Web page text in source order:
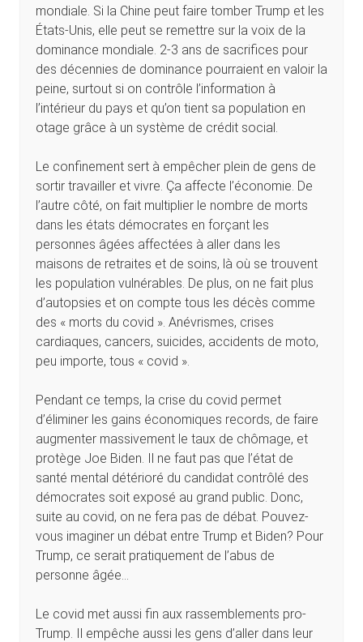
mondiale. Si la Chine peut faire tomber Trump et les
États-Unis, elle peut se remettre sur la voix de la
dominance mondiale. 2-3 ans de sacrifices pour
des décennies de dominance pourraient en valoir la
peine, surtout si on contrôle l’information à
l’intérieur du pays et qu’on tient sa population en
otage grâce à un système de crédit social.
Le confinement sert à empêcher plein de gens de
sortir travailler et vivre. Ça affecte l’économie. De
l’autre côté, on fait multiplier le nombre de morts
dans les états démocrates en forçant les
personnes âgées affectées à aller dans les
maisons de retraites et de soins, là où se trouvent
les population vulnérables. De plus, on ne fait plus
d’autopsies et on compte tous les décès comme
des « morts du covid ». Anévrismes, crises
cardiaques, cancers, suicides, accidents de moto,
peu importe, tous « covid ».
Pendant ce temps, la crise du covid permet
d’éliminer les gains économiques records, de faire
augmenter massivement le taux de chômage, et
protège Joe Biden. Il ne faut pas que l’état de
santé mental détérioré du candidat contrôlé des
démocrates soit exposé au grand public. Donc,
suite au covid, on ne fera pas de débat. Pouvez-
vous imaginer un débat entre Trump et Biden? Pour
Trump, ce serait pratiquement de l’abus de
personne âgée…
Le covid met aussi fin aux rassemblements pro-
Trump. Il empêche aussi les gens d’aller dans leur